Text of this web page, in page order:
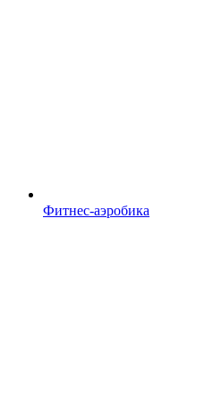
Фитнес-аэробика